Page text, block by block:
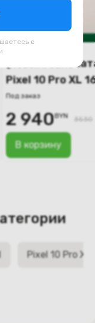
с
(новый.
Pixel 10 Pro XL
(фарфор)
Под заказ
В корзину
2 940BYN 3530
Pixel 10 Pro XL